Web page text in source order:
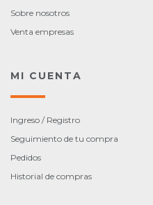
Sobre nosotros
Venta empresas
MI CUENTA
Ingreso / Registro
Seguimiento de tu compra
Pedidos
Historial de compras